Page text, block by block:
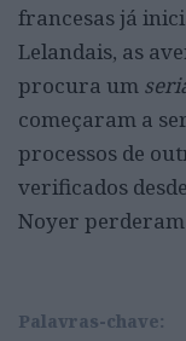
francesas já
Lelandais, as
procura um
começaram a
processos de
verificados
Noyer
Palavras-chave: